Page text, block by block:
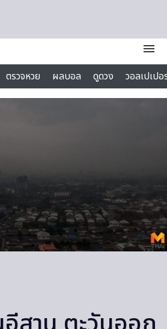
menu
ตรวจหวย ผลบอล ดูดวง
วอลเปเป